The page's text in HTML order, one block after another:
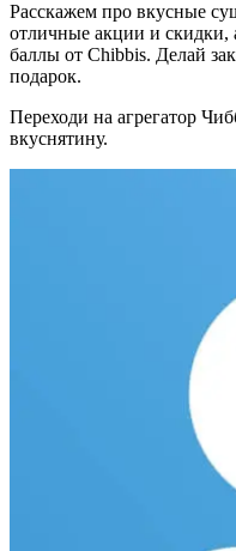
Расскажем про вкусные
отличные акции и скидки,
баллы от Chibbis. Делай
подарок.
Переходи на агрегатор
вкуснятину.